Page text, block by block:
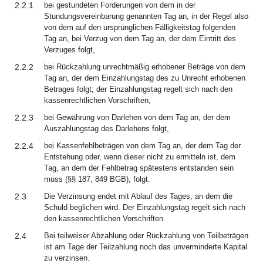
2.2.1
bei gestundeten Forderungen von dem in der
Stundungsvereinbarung genannten Tag an, in der Regel also
von dem auf den ursprünglichen Fälligkeitstag folgenden
Tag an, bei Verzug von dem Tag an, der dem Eintritt des
Verzuges folgt,
2.2.2
bei Rückzahlung unrechtmäßig erhobener Beträge von dem
Tag an, der dem Einzahlungstag des zu Unrecht erhobenen
Betrages folgt; der Einzahlungstag regelt sich nach den
kassenrechtlichen Vorschriften,
2.2.3
bei Gewährung von Darlehen von dem Tag an, der dem
Auszahlungstag des Darlehens folgt,
2.2.4
bei Kassenfehlbeträgen von dem Tag an, der dem Tag der
Entstehung oder, wenn dieser nicht zu ermitteln ist, dem
Tag, an dem der Fehlbetrag spätestens entstanden sein
muss (§§ 187, 849 BGB), folgt.
2.3
Die Verzinsung endet mit Ablauf des Tages, an dem die
Schuld beglichen wird. Der Einzahlungstag regelt sich nach
den kassenrechtlichen Vorschriften.
2.4
Bei teilweiser Abzahlung oder Rückzahlung von Teilbeträgen
ist am Tage der Teilzahlung noch das unverminderte Kapital
zu verzinsen.